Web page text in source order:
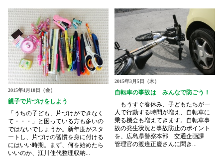
2015年4月10日（金）
親子で片づけをしよう
「うちの子ども、片づけができなく
て・・・」と困っている方も多いの
ではないでしょうか。新年度がスタ
ートし、片づけの習慣を身に付ける
にはいい時期。まず、何を始めたら
いいのか、江川佳代整理収納...
2015年3月5日（木）
自転車の事故は みんなで防ごう！
もうすぐ春休み、子どもたちが一
人で行動する時間が増え、自転車に
乗る機会も増えてきます。自転車事
故の発生状況と事故防止のポイント
を、広島県警察本部 交通企画課
管理官の渡邉正慶さんに聞き...